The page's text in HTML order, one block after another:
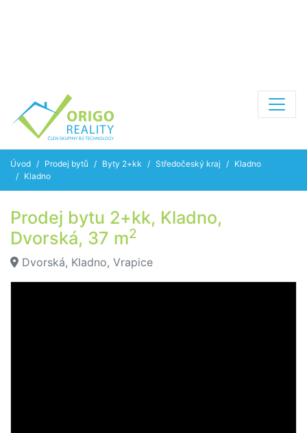
Úvod Prodej bytů Byty 2+kk Středočeský kraj
Kladno
Kladno
Prodej bytu 2+kk, Kladno,
Dvorská, 37 m2
Dvorská, Kladno, Vrapice